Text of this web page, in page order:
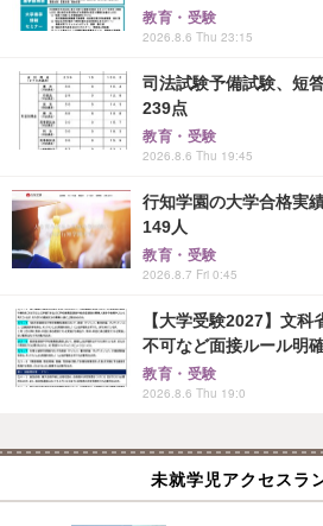
教育・受験
2026.8.6 Thu 23:15
司法試験予備試験、短
239点
教育・受験
2026.8.6 Thu 19:45
行知学園の大学合格実
149人
教育・受験
2026.8.7 Fri 0:45
【大学受験2027】文
不可など面接ルール明
教育・受験
2026.8.6 Thu 19:0
未就学児アクセスラ